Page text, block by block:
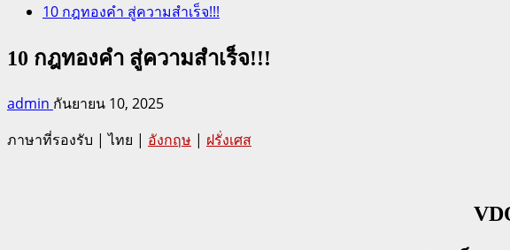
10 กฎทองคำ สู่ความสำเร็จ!!!
10 กฎทองคำ สู่ความสำเร็จ!!!
admin กันยายน 10, 2025
ภาษาที่รองรับ | ไทย | อังกฤษ | ฝรั่งเศส